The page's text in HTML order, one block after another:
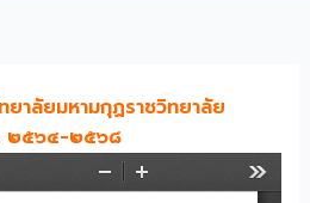
าลัยมหามกุฏราชวิทยาลัย
๒๕๖๔-๒๕๖๘